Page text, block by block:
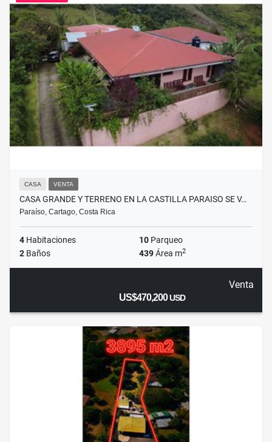
CASA VENTA
CASA GRANDE Y TERRENO EN LA CASTILLA PARAISO SE V…
Paraíso, Cartago, Costa Rica
4 Habitaciones 10 Parqueo
2 Baños 439Área m2
Venta
US$470,200USD